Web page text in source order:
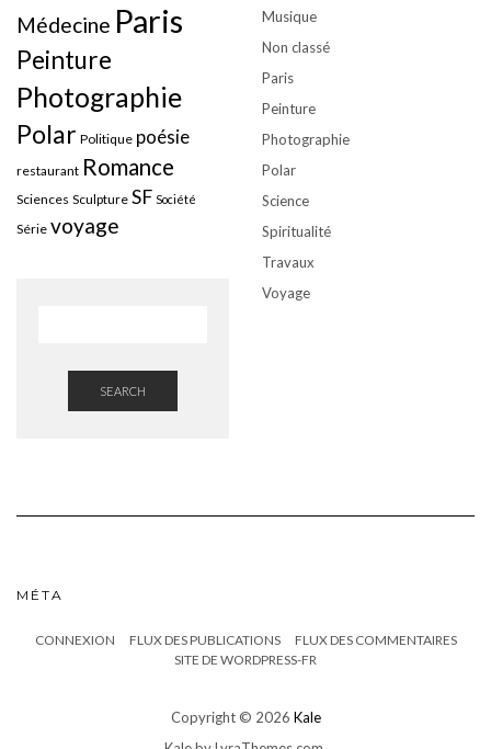
Médecine Paris
Peinture
Photographie
Polar Politique poésie
restaurant Romance
Sciences Sculpture SF Société
Série voyage
SEARCH
Musique
Non classé
Paris
Peinture
Photographie
Polar
Science
Spiritualité
Travaux
Voyage
MÉTA
CONNEXION FLUX DES PUBLICATIONS
FLUX DES COMMENTAIRES
SITE DE WORDPRESS-FR
Copyright © 2026 Kale